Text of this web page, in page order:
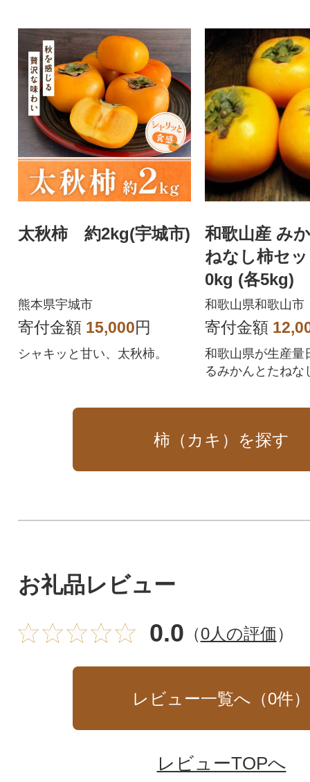
太秋柿 約2kg(宇城市)
熊本県宇城市
寄付金額 15,000円
シャキッと甘い、太秋柿。
和歌山産 み
ねなし柿セ
0kg (各5kg)
和歌山県和歌山市
寄付金額
和歌山県が生産量
るみかんとたねな
柿（カキ）を探す
お礼品レビュー
0.0 （0人の評価）
レビュー一覧へ（0件）
レビューTOPへ